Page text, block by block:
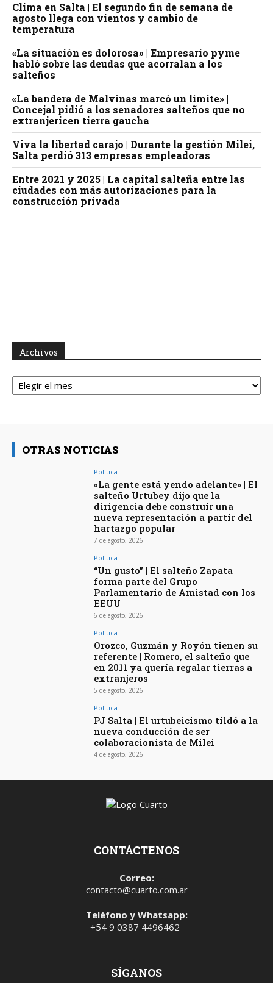
Clima en Salta | El segundo fin de semana de
agosto llega con vientos y cambio de
temperatura
«La situación es dolorosa» | Empresario pyme
habló sobre las deudas que acorralan a los
salteños
«La bandera de Malvinas marcó un límite» |
Concejal pidió a los senadores salteños que no
extranjericen tierra gaucha
Viva la libertad carajo | Durante la gestión Milei,
Salta perdió 313 empresas empleadoras
Entre 2021 y 2025 | La capital salteña entre las
ciudades con más autorizaciones para la
construcción privada
Archivos
Archivos
OTRAS NOTICIAS
Política
«La gente está yendo adelante» | El
salteño Urtubey dijo que la
dirigencia debe construir una
nueva representación a partir del
hartazgo popular
7 de agosto, 2026
Política
“Un gusto” | El salteño Zapata
forma parte del Grupo
Parlamentario de Amistad con los
EEUU
6 de agosto, 2026
Política
Orozco, Guzmán y Royón tienen su
referente | Romero, el salteño que
en 2011 ya quería regalar tierras a
extranjeros
5 de agosto, 2026
Política
PJ Salta | El urtubeicismo tildó a la
nueva conducción de ser
colaboracionista de Milei
4 de agosto, 2026
CONTÁCTENOS
Correo:
contacto@cuarto.com.ar
Teléfono y Whatsapp:
+54 9 0387 4496462
SÍGANOS